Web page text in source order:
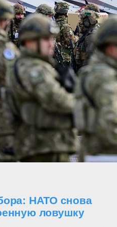
НАТО снова
ловушку